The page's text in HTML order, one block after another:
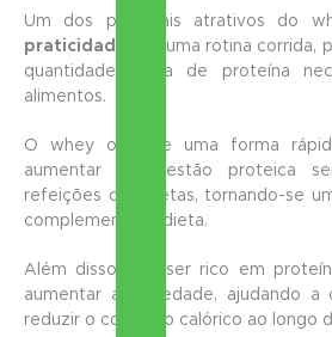
Um dos principais atrativos do
praticidade
. Em uma rotina corrida,
quantidade diária de proteína
alimentos.
O whey oferece uma forma
aumentar a ingestão proteica
refeições completas, tornando-se
complementar a dieta.
Além disso, por ser rico em
aumentar a saciedade, ajudando
reduzir o consumo calórico ao longo